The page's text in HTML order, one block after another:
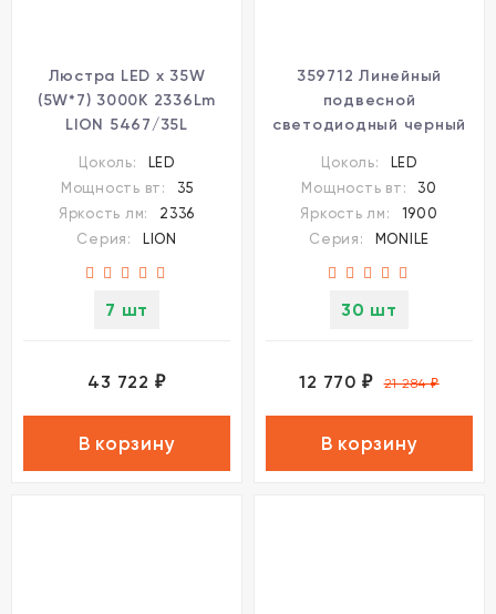
Люстра LED x 35W
(5W*7) 3000K 2336Lm
LION 5467/35L
Цоколь:
LED
Мощность вт:
35
Яркость лм:
2336
Серия:
LION
7 шт
43 722 ₽
В корзину
359712 Линейный
подвесной
светодиодный черный
упр. Алисой треб. шлюз
359392) 30W 1900Лм
1800-4000К CRI90
Novotech MONILE
Цоколь:
LED
Мощность вт:
30
Яркость лм:
1900
Серия:
MONILE
30 шт
12 770 ₽ 21 284₽
В корзину